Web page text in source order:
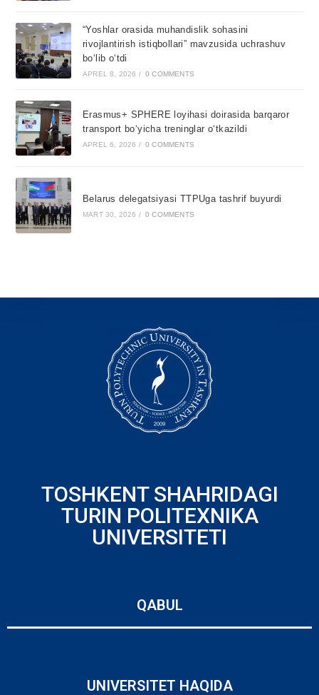
“Yoshlar orasida muhandislik sohasini
rivojlantirish istiqbollari” mavzusida uchrashuv
bo‘lib o‘tdi
APREL 8, 2026 / 0 COMMENTS
Erasmus+ SPHERE loyihasi doirasida barqaror
transport bo‘yicha treninglar o‘tkazildi
APREL 6, 2026 / 0 COMMENTS
Belarus delegatsiyasi TTPUga tashrif buyurdi
MART 30, 2026 / 0 COMMENTS
TOSHKENT SHAHRIDAGI
TURIN POLITEXNIKA
UNIVERSITETI
QABUL
UNIVERSITET HAQIDA